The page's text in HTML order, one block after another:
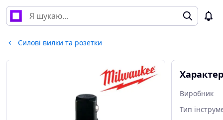
Силові вилки та розетки
Виробник
Тип